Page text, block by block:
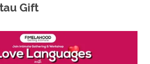
Gift